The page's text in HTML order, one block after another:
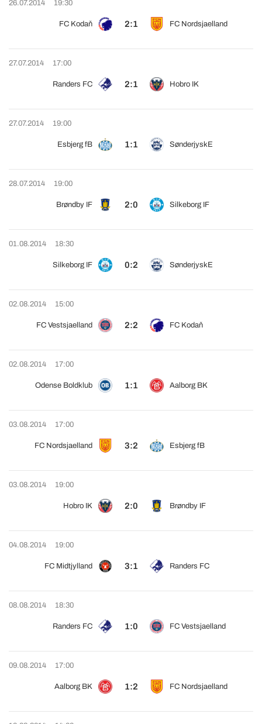
26.07.2014 19:30
FC Kodaň 2:1 FC Nordsjaelland
27.07.2014 17:00
Randers FC 2:1 Hobro IK
27.07.2014 19:00
Esbjerg fB 1:1 SønderjyskE
28.07.2014 19:00
Brøndby IF 2:0 Silkeborg IF
01.08.2014 18:30
Silkeborg IF 0:2 SønderjyskE
02.08.2014 15:00
FC Vestsjaelland 2:2 FC Kodaň
02.08.2014 17:00
Odense Boldklub 1:1 Aalborg BK
03.08.2014 17:00
FC Nordsjaelland 3:2 Esbjerg fB
03.08.2014 19:00
Hobro IK 2:0 Brøndby IF
04.08.2014 19:00
FC Midtjylland 3:1 Randers FC
08.08.2014 18:30
Randers FC 1:0 FC Vestsjaelland
09.08.2014 17:00
Aalborg BK 1:2 FC Nordsjaelland